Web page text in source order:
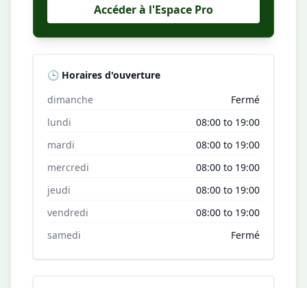
Accéder à l'Espace Pro
🕒 Horaires d'ouverture
dimanche
Fermé
lundi
08:00 to 19:00
mardi
08:00 to 19:00
mercredi
08:00 to 19:00
jeudi
08:00 to 19:00
vendredi
08:00 to 19:00
samedi
Fermé